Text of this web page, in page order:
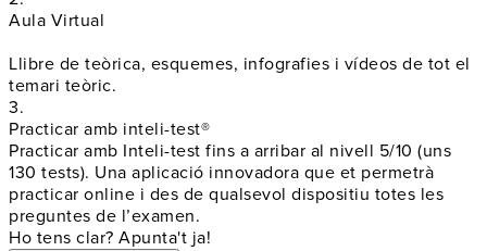
Aula Virtual
Llibre de teòrica, esquemes, infografies i vídeos de tot el
temari teòric.
3.
Practicar amb inteli-test®
Practicar amb Inteli-test fins a arribar al nivell 5/10 (uns
130 tests). Una aplicació innovadora que et permetrà
practicar online i des de qualsevol dispositiu totes les
preguntes de l’examen.
Ho tens clar? Apunta't ja!